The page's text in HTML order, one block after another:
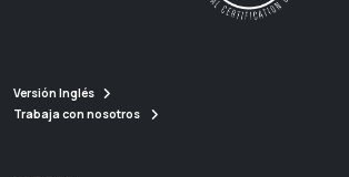
Versión Inglés
Trabaja con nosotros